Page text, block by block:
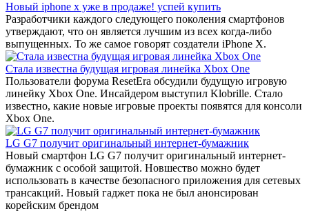
Новый iphone x уже в продаже! успей купить
Разработчики каждого следующего поколения смартфонов
утверждают, что он является лучшим из всех когда-либо
выпущенных. То же самое говорят создатели iPhone X.
Стала известна будущая игровая линейка Xbox One
Пользователи форума ResetEra обсудили будущую игровую
линейку Xbox One. Инсайдером выступил Klobrille. Стало
известно, какие новые игровые проекты появятся для консоли
Xbox One.
LG G7 получит оригинальный интернет-бумажник
Новый смартфон LG G7 получит оригинальный интернет-
бумажник с особой защитой. Новшество можно будет
использовать в качестве безопасного приложения для сетевых
трансакций. Новый гаджет пока не был анонсирован
корейским брендом